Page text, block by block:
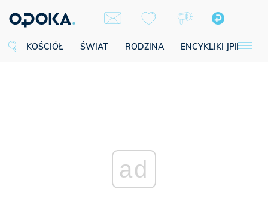
KOŚCIÓŁ ŚWIAT RODZINA ENCYKLIKI JPII
ad